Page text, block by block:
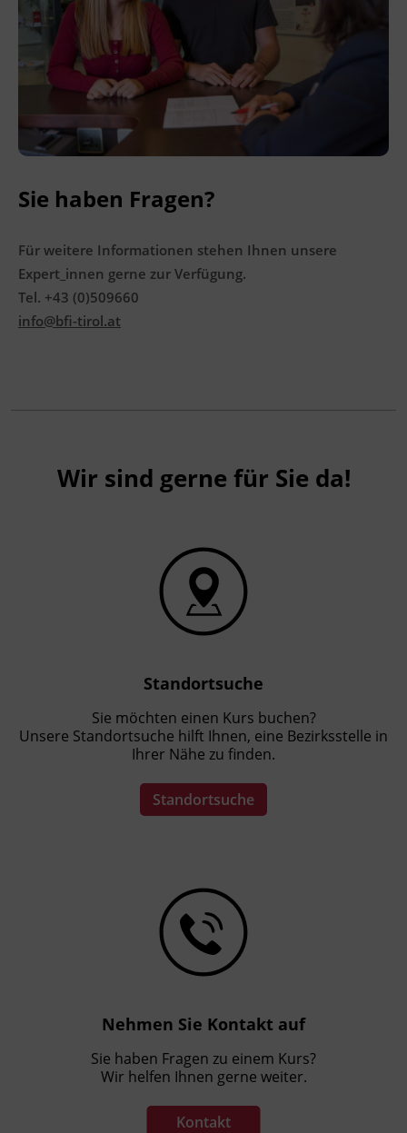
Ingenieurzertifizierung
BFI Reutte
BFI Schwaz
Sie haben Fragen?
Für weitere Informationen stehen Ihnen unsere
Expert_innen gerne zur Verfügung.
Tel. +43 (0)509660
info@bfi-tirol.at
Wir sind gerne für Sie da!
Standortsuche
Sie möchten einen Kurs buchen?
Unsere Standortsuche hilft Ihnen, eine Bezirksstelle in
Ihrer Nähe zu finden.
Standortsuche
Nehmen Sie Kontakt auf
Sie haben Fragen zu einem Kurs?
Wir helfen Ihnen gerne weiter.
Kontakt